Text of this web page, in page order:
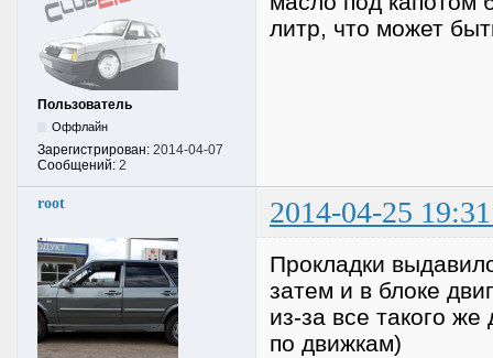
Пользователь
Оффлайн
Зарегистрирован: 2014-04-07
Сообщений: 2
литр, что может
root 2014-04-25
Прокладки
затем и в блоке
из-за все такого
по движкам)